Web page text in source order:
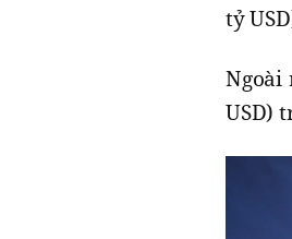
tỷ
Ngoài
USD)